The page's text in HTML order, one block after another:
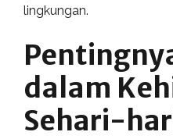
lingkungan.
dalam
Sehari-